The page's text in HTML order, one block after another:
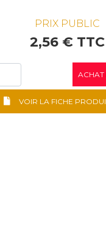
PRIX PUBLIC
2,56 € TTC
ACHAT
VOIR LA FICHE